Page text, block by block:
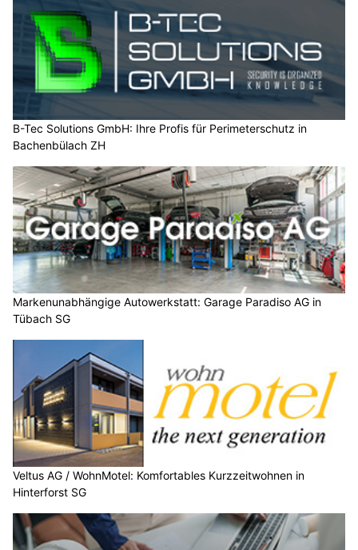
B-Tec Solutions GmbH: Ihre Profis für Perimeterschutz in
Bachenbülach ZH
Markenunabhängige Autowerkstatt: Garage Paradiso AG in
Tübach SG
Veltus AG / WohnMotel: Komfortables Kurzzeitwohnen in
Hinterforst SG